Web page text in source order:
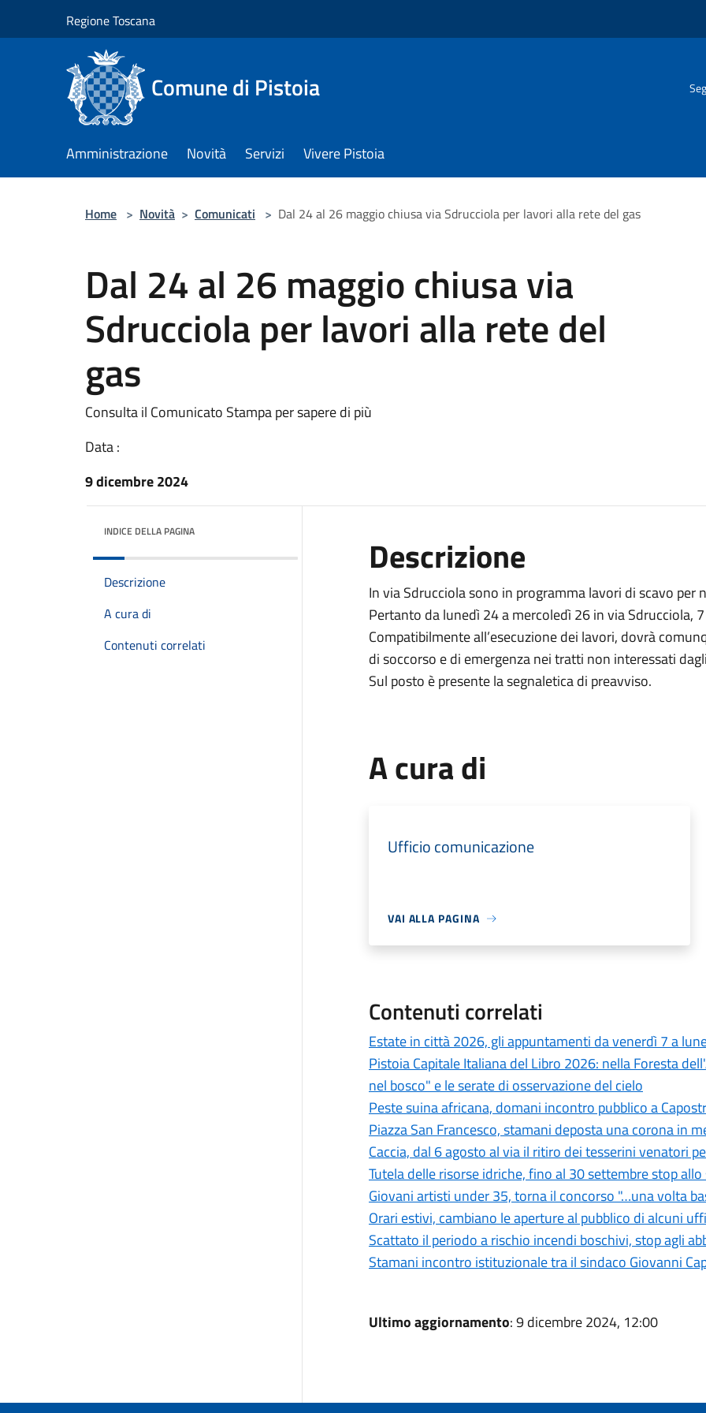
Regione Toscana
Comune di Pistoia
Amministrazione Novità Servizi Vivere Pistoia
Home > Novità > Comunicati > Dal 24 al 26 maggio chiusa via Sdrucciola per lavori alla rete del gas
Dal 24 al 26 maggio chiusa via
Sdrucciola per lavori alla rete del
gas
Consulta il Comunicato Stampa per sapere di più
Data :
9 dicembre 2024
INDICE DELLA PAGINA
Descrizione
A cura di
Contenuti correlati
Descrizione
In via Sdrucciola sono in programma lavori di scavo per
Pertanto da lunedì 24 a mercoledì 26 in via Sdrucciola,
Compatibilmente all’esecuzione dei lavori, dovrà
di soccorso e di emergenza nei tratti non interessati
Sul posto è presente la segnaletica di preavviso.
A cura di
Ufficio comunicazione
VAI ALLA PAGINA
Contenuti correlati
Estate in città 2026, gli appuntamenti da venerdì 7 a
Pistoia Capitale Italiana del Libro 2026: nella Foresta
nel bosco" e le serate di osservazione del cielo
Peste suina africana, domani incontro pubblico a
Piazza San Francesco, stamani deposta una corona in
Caccia, dal 6 agosto al via il ritiro dei tesserini venatori
Tutela delle risorse idriche, fino al 30 settembre stop
Giovani artisti under 35, torna il concorso "…una volta
Orari estivi, cambiano le aperture al pubblico di alcuni
Scattato il periodo a rischio incendi boschivi, stop agli
Stamani incontro istituzionale tra il sindaco Giovanni
Ultimo aggiornamento: 9 dicembre 2024, 12:00